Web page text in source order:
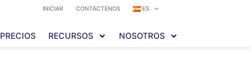
INICIAR CONTÁCTENOS ES
PRECIOS RECURSOS NOSOTROS